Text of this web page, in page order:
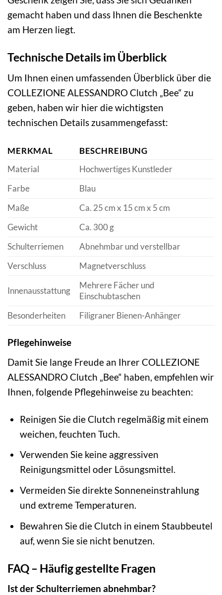
gemacht haben und dass Ihnen die Beschenkte
am Herzen liegt.
Technische Details im Überblick
Um Ihnen einen umfassenden Überblick über die
COLLEZIONE ALESSANDRO Clutch „Bee“ zu
geben, haben wir hier die wichtigsten
technischen Details zusammengefasst:
MERKMAL
BESCHREIBUNG
Material
Hochwertiges Kunstleder
Farbe
Blau
Maße
Ca. 25 cm x 15 cm x 5 cm
Gewicht
Ca. 300 g
Schulterriemen
Abnehmbar und verstellbar
Verschluss
Magnetverschluss
Innenausstattung
Mehrere Fächer und
Einschubtaschen
Besonderheiten
Filigraner Bienen-Anhänger
Pflegehinweise
Damit Sie lange Freude an Ihrer COLLEZIONE
ALESSANDRO Clutch „Bee“ haben, empfehlen wir
Ihnen, folgende Pflegehinweise zu beachten:
Reinigen Sie die Clutch regelmäßig mit einem
weichen, feuchten Tuch.
Verwenden Sie keine aggressiven
Reinigungsmittel oder Lösungsmittel.
Vermeiden Sie direkte Sonneneinstrahlung
und extreme Temperaturen.
Bewahren Sie die Clutch in einem Staubbeutel
auf, wenn Sie sie nicht benutzen.
FAQ – Häufig gestellte Fragen
Ist der Schulterriemen abnehmbar?